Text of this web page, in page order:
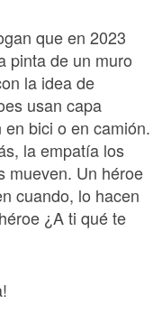
que en 2023
pinta de un muro
la idea de
usan capa
bici o en camión.
la empatía los
mueven. Un héroe
cuando, lo hacen
¿A ti qué te